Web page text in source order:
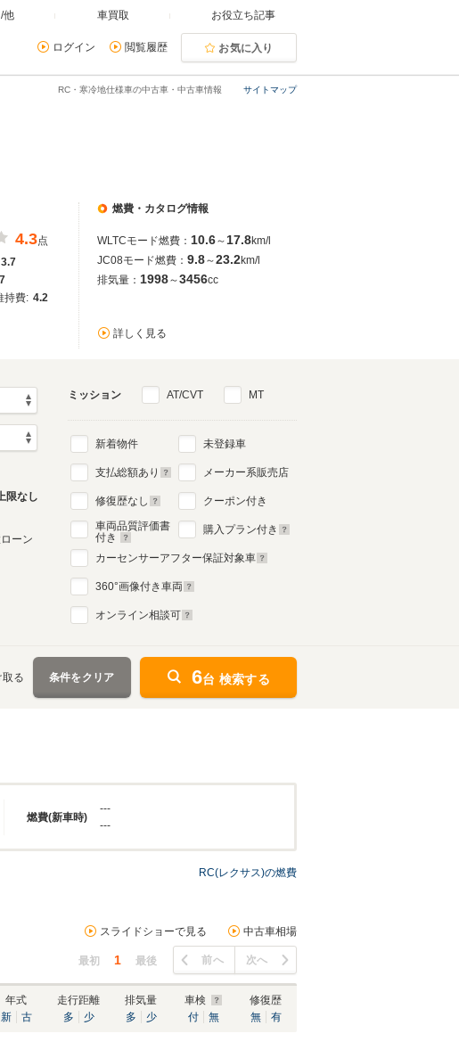
他 車買取 お役立ち記事
ログイン 閲覧履歴 お気に入り
サイトマップ
RC・寒冷地仕様車の中古車・中古車情報
4.3点
3.7
持費: 4.2
燃費・カタログ情報
WLTCモード燃費： 10.6～ 17.8km/l
JC08モード燃費： 9.8～23.2km/l
排気量： 1998～3456cc
詳しく見る
限なし
ーン
ミッション AT/CVT MT
新着物件
支払総額あり
修復歴なし
車両品質評価書
付き
未登録車
メーカー系販売店
クーポン付き
購入プラン付き
カーセンサーアフター保証対象車
360°画像付き車両
オンライン相談可
取る 条件をクリア 6台 検索する
燃費(新車時)
---
---
RC(レクサス)の燃費
スライドショーで見る 中古車相場
最初 1 最後 前へ 次へ
年式
新
古
走行距離
多
少
排気量
多
少
車検
付
無
修復歴
無
有